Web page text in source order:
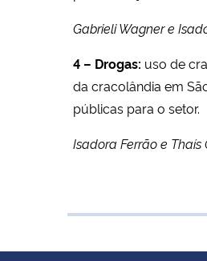
Gabrieli Wagner e
4 – Drogas: uso de
da cracolândia em
públicas para o setor.
Isadora Ferrão e Thaís